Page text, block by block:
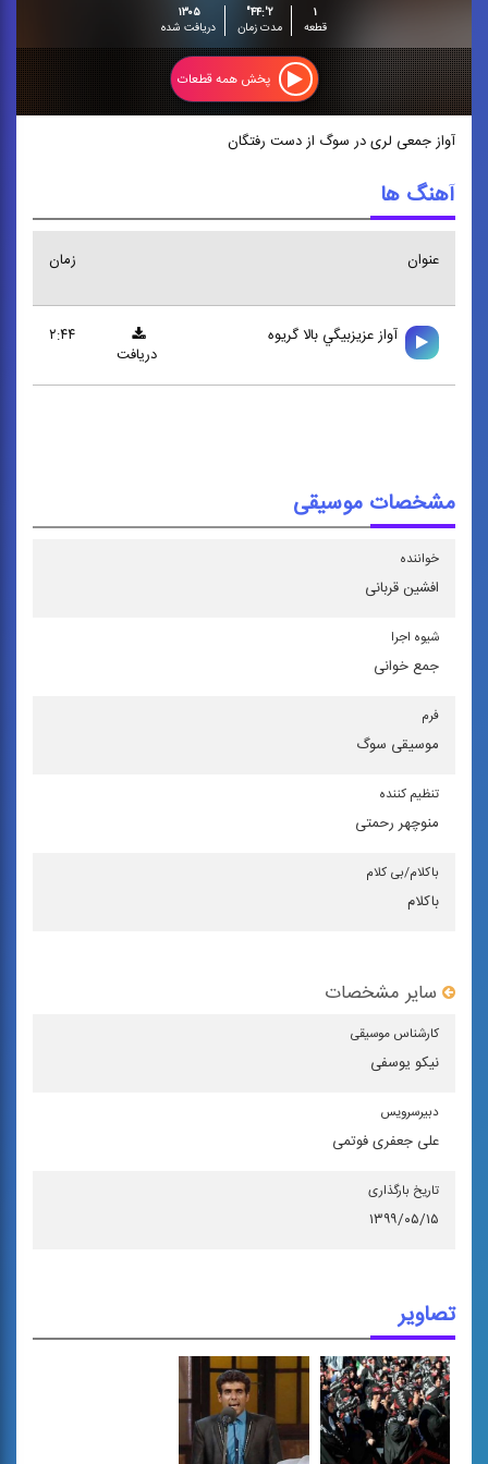
۱
قطعه
۲':۴۴"
مدت زمان
۱۳۰۵
دریافت شده
پخش همه قطعات
آواز جمعی لری در سوگ از دست رفتگان
آهنگ ها
عنوان زمان
آواز عزيزبيگي بالا گريوه
۲:۴۴
دریافت
مشخصات موسیقی
خواننده
افشین قربانی
شیوه اجرا
جمع خوانی
فرم
موسیقی سوگ
تنظیم كننده
منوچهر رحمتی
باكلام/بی كلام
باکلام
سایر مشخصات
كارشناس موسیقی
نیکو یوسفی
دبیرسرویس
علی جعفری فوتمی
تاریخ بارگذاری
۱۳۹۹/۰۵/۱۵
تصاویر